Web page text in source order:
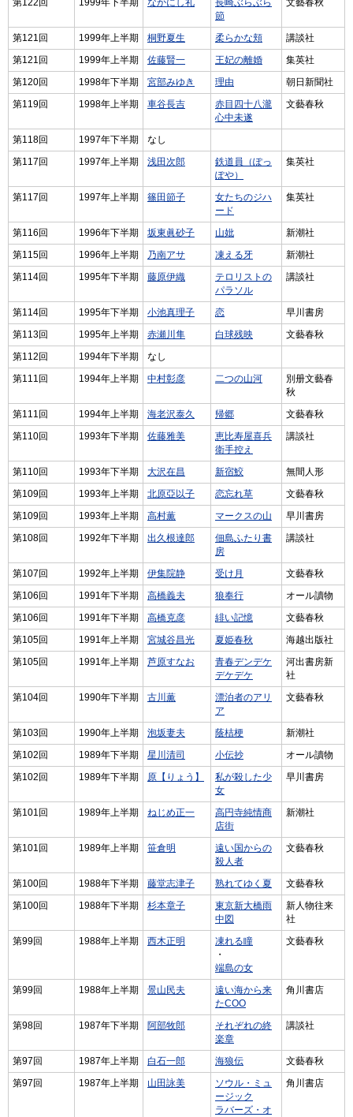
第122回 1999年下半期 なかにし礼
長崎ぶらぶら
節
文藝春秋
第121回 1999年上半期 桐野夏生 柔らかな頬
講談社
第121回
1999年上半期 佐藤賢一 王妃の離婚
集英社
第120回
1998年下半期 宮部みゆき 理由
朝日新聞社
第119回
1998年上半期 車谷長吉
赤目四十八瀧
心中未遂
文藝春秋
第118回 1997年下半期
なし
第117回
1997年上半期 浅田次郎
鉄道員（ぽっ
ぽや）
集英社
第117回 1997年上半期 篠田節子
女たちのジハ
ード
集英社
第116回 1996年下半期 坂東眞砂子 山妣
新潮社
第115回
1996年上半期 乃南アサ 凍える牙
新潮社
第114回
1995年下半期 藤原伊織
テロリストの
パラソル
講談社
第114回 1995年下半期 小池真理子 恋
早川書房
第113回
1995年上半期 赤瀬川隼 白球残映
文藝春秋
第112回
1994年下半期
なし
第111回
1994年上半期 中村彰彦 二つの山河
別册文藝春
秋
第111回
1994年上半期 海老沢泰久 帰郷
文藝春秋
第110回
1993年下半期 佐藤雅美
恵比寿屋喜兵
衛手控え
講談社
第110回 1993年下半期 大沢在昌 新宿鮫
無間人形
第109回
1993年上半期 北原亞以子 恋忘れ草
文藝春秋
第109回
1993年上半期 高村薫 マークスの山
早川書房
第108回
1992年下半期 出久根達郎
佃島ふたり書
房
講談社
第107回 1992年上半期 伊集院静 受け月
文藝春秋
第106回
1991年下半期 高橋義夫 狼奉行
オール讀物
第106回
1991年下半期 高橋克彦 緋い記憶
文藝春秋
第105回
1991年上半期 宮城谷昌光 夏姫春秋
海越出版社
第105回
1991年上半期 芦原すなお
青春デンデケ
デケデケ
河出書房新
社
第104回
1990年下半期 古川薫
漂泊者のアリ
ア
文藝春秋
第103回 1990年上半期 泡坂妻夫 蔭桔梗
新潮社
第102回
1989年下半期 星川清司 小伝抄
オール讀物
第102回
1989年下半期 原【りょう】
私が殺した少
女
早川書房
第101回 1989年上半期 ねじめ正一
高円寺純情商
店街
新潮社
第101回 1989年上半期 笹倉明
遠い国からの
殺人者
文藝春秋
第100回 1988年下半期 藤堂志津子 熟れてゆく夏
文藝春秋
第100回
1988年下半期 杉本章子
東京新大橋雨
中図
新人物往来
社
第99回
1988年上半期 西木正明
凍れる瞳
・
端島の女
文藝春秋
第99回 1988年上半期 景山民夫
遠い海から来
たCOO
角川書店
第98回 1987年下半期 阿部牧郎
それぞれの終
楽章
講談社
第97回 1987年上半期 白石一郎 海狼伝
文藝春秋
第97回
1987年上半期 山田詠美
ソウル・ミュ
ージック
ラバーズ・オ
角川書店